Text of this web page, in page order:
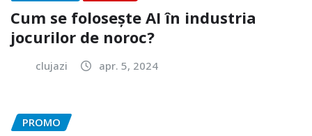
Cum se folosește AI în industria
jocurilor de noroc?
clujazi apr. 5, 2024
PROMO